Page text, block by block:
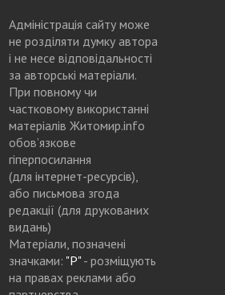
Адміністрація сайту може
не розділяти думку автора
і не несе відповідальності
за авторські матеріали.
При повному чи
частковому використанні
матеріалів Житомир.info
обов’язкове
гіперпосилання
(для інтернет-ресурсів),
або письмова згода
редакції (для друкованих
видань)
Матеріали, позначені
значками: "Р"- розміщують
на правах реклами або